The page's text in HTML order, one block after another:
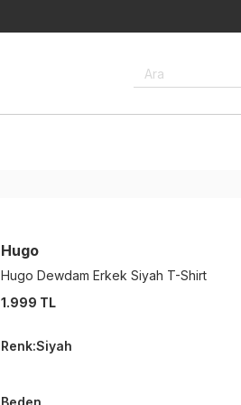
Ara
Hugo
Hugo Dewdam Erkek Siyah T-Shirt
1.999 TL
Renk:Siyah
Beden